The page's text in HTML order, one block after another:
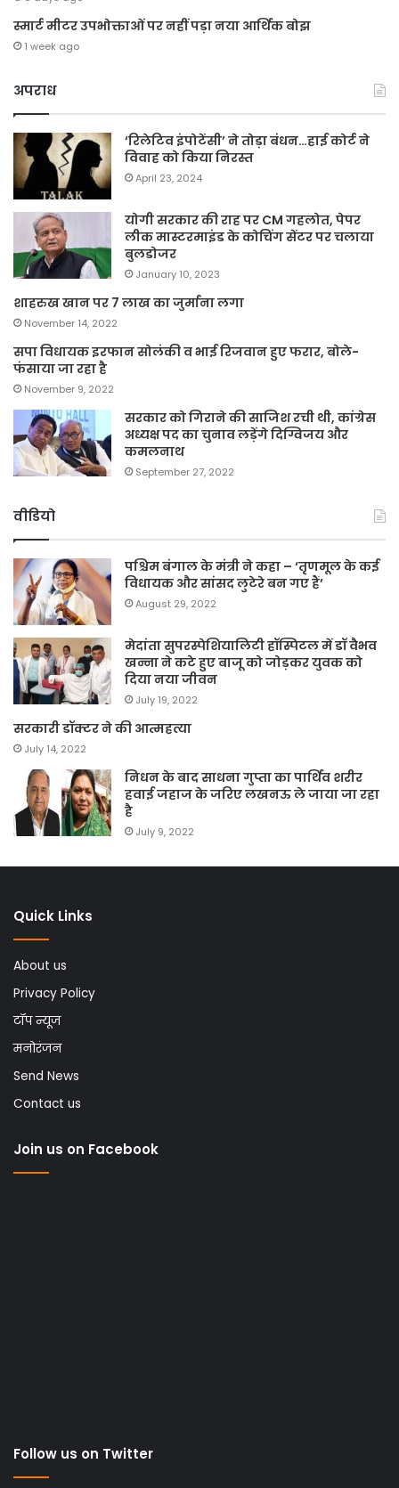
स्मार्ट मीटर उपभोक्ताओं पर नहीं पड़ा नया आर्थिक बोझ
1 week ago
अपराध
‘रिलेटिव इंपोटेंसी’ ने तोड़ा बंधन…हाई कोर्ट ने
विवाह को किया निरस्त
April 23, 2024
योगी सरकार की राह पर CM गहलोत, पेपर
लीक मास्टरमाइंड के कोचिंग सेंटर पर चलाया
बुलडोजर
January 10, 2023
शाहरुख खान पर 7 लाख का जुर्माना लगा
November 14, 2022
सपा विधायक इरफान सोलंकी व भाई रिजवान हुए फरार, बोले-
फंसाया जा रहा है
November 9, 2022
सरकार को गिराने की साजिश रची थी, कांग्रेस
अध्यक्ष पद का चुनाव लड़ेंगे दिग्विजय और
कमलनाथ
September 27, 2022
वीडियो
पश्चिम बंगाल के मंत्री ने कहा – ‘तृणमूल के कई
विधायक और सांसद लुटेरे बन गए हैं’
August 29, 2022
मेदांता सुपरस्पेशियालिटी हॉस्पिटल में डॉ वैभव
खन्ना ने कटे हुए बाजू को जोड़कर युवक को
दिया नया जीवन
July 19, 2022
सरकारी डॉक्टर ने की आत्महत्या
July 14, 2022
निधन के बाद साधना गुप्ता का पार्थिव शरीर
हवाई जहाज के जरिए लखनऊ ले जाया जा रहा
है
July 9, 2022
Quick Links
About us
Privacy Policy
टॉप न्यूज
मनोरंजन
Send News
Contact us
Join us on Facebook
Follow us on Twitter